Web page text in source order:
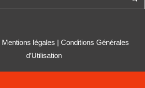
Mentions légales | Conditions Générales
d’Utilisation